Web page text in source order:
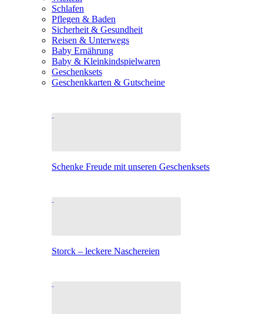
Schlafen
Pflegen & Baden
Sicherheit & Gesundheit
Reisen & Unterwegs
Baby Ernährung
Baby & Kleinkindspielwaren
Geschenksets
Geschenkkarten & Gutscheine
Schenke Freude mit unseren Geschenksets
Storck – leckere Naschereien